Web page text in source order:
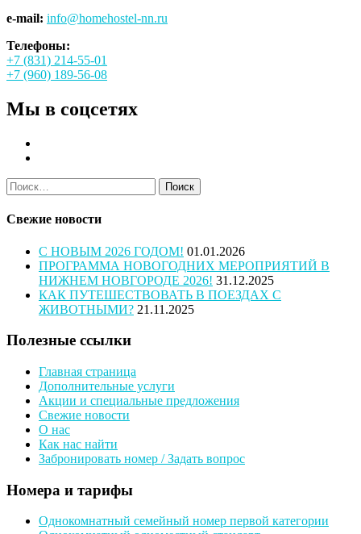
e-mail: info@homehostel-nn.ru
Телефоны:
+7 (831) 214-55-01
+7 (960) 189-56-08
Мы в соцсетях
Найти:
Свежие новости
С НОВЫМ 2026 ГОДОМ! 01.01.2026
ПРОГРАММА НОВОГОДНИХ МЕРОПРИЯТИЙ В
НИЖНЕМ НОВГОРОДЕ 2026! 31.12.2025
КАК ПУТЕШЕСТВОВАТЬ В ПОЕЗДАХ С
ЖИВОТНЫМИ? 21.11.2025
Полезные ссылки
Главная страница
Дополнительные услуги
Акции и специальные предложения
Свежие новости
О нас
Как нас найти
Забронировать номер / Задать вопрос
Номера и тарифы
Однокомнатный семейный номер первой категории